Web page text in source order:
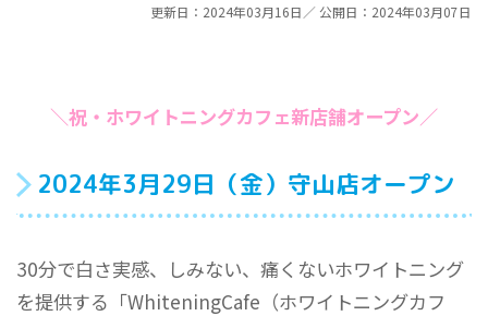
更新日：2024年03月16日／ 公開日：2024年03月07日
＼祝・ホワイトニングカフェ新店舗オープン／
2024年3月29日（金）守山店オープン
30分で白さ実感、しみない、痛くないホワイトニング
を提供する「WhiteningCafe（ホワイトニングカフ